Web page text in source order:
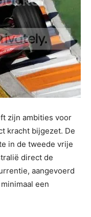
zijn ambities voor
kracht bijgezet. De
in de tweede vrije
direct de
aangevoerd
een